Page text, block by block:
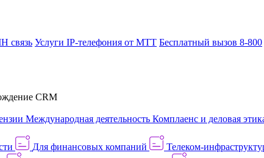
связь Услуги IP-телефония от МТТ Бесплатный вызов 8-800
CRM
Международная деятельность Комплаенс и деловая
Для финансовых компаний Телеком-